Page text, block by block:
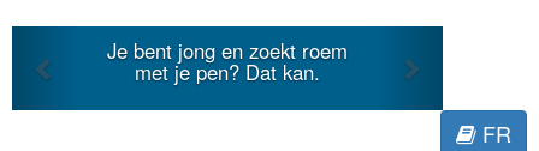
Je bent jong en zoekt roem
met je pen? Dat kan.
Previous
FR